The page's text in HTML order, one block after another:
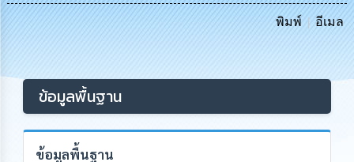
การ
ส่ง
เสริม
ความ
การ
ซื้อ
จัด
พิมพ์ อีเมล
ข้อมูลพื้นฐาน
ข้อมูลพื้นฐาน